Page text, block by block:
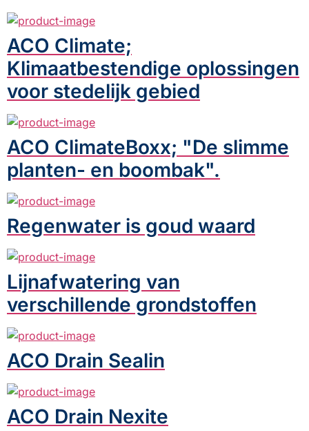
ACO Climate;
Klimaatbestendige oplossingen
voor stedelijk gebied
ACO ClimateBoxx; "De slimme
planten- en boombak".
Regenwater is goud waard
Lijnafwatering van
verschillende grondstoffen
ACO Drain Sealin
ACO Drain Nexite